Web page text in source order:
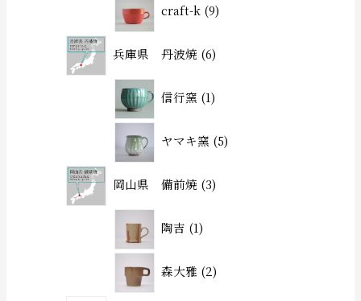
craft-k 9
兵庫県 丹波焼 6
信行窯 1
ヤマキ窯 5
岡山県 備前焼 3
陶吉 1
森大雅 2